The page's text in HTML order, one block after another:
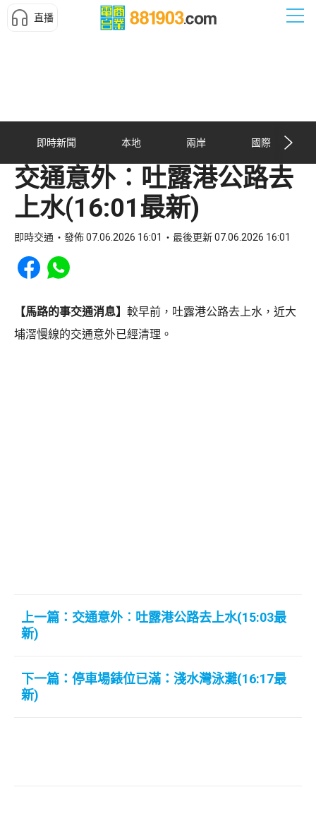
直播
即時新聞 本地 兩岸 國際
交通意外︰吐露港公路去
上水(16:01最新)
即時交通 發佈 07.06.2026 16:01 最後更新 07.06.2026 16:01
Share to Facebook
Share to WhatsApp
【馬路的事交通消息】 較早前，吐露港公路去上水，近大
埔滘慢線的交通意外已經清理。
上一篇：交通意外︰吐露港公路去上水(15:03最
新)
下一篇：停車場錶位已滿：淺水灣泳灘(16:17最
新)